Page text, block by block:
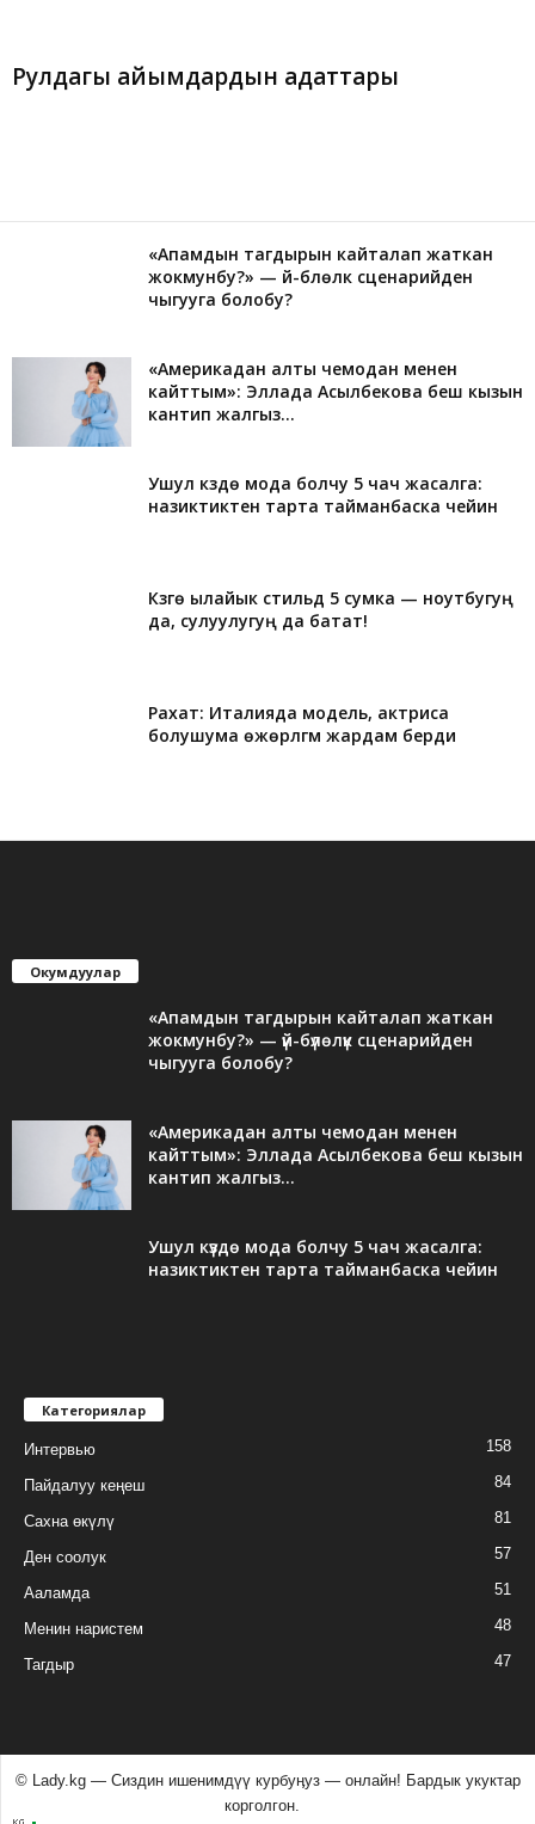
Рулдагы айымдардын адаттары
«Апамдын тагдырын кайталап жаткан
жокмунбу?» — үй-бүлөлүк сценарийден
чыгууга болобу?
«Америкадан алты чемодан менен
кайттым»: Эллада Асылбекова беш кызын
кантип жалгыз...
Ушул күздө мода болчу 5 чач жасалга:
назиктиктен тарта тайманбаска чейин
Күзгө ылайык стильдүү 5 сумка — ноутбугуң
да, сулуулугуң да батат!
Рахат: Италияда модель, актриса
болушума өжөрлүгүм жардам берди
Окумдуулар
«Апамдын тагдырын кайталап жаткан
жокмунбу?» — үй-бүлөлүк сценарийден
чыгууга болобу?
«Америкадан алты чемодан менен
кайттым»: Эллада Асылбекова беш кызын
кантип жалгыз...
Ушул күздө мода болчу 5 чач жасалга:
назиктиктен тарта тайманбаска чейин
Категориялар
Интервью 158
Пайдалуу кеңеш 84
Сахна өкүлү 81
Ден соолук 57
Ааламда 51
Менин наристем 48
Тагдыр 47
© Lady.kg — Сиздин ишенимдүү курбуӊуз — онлайн! Бардык укуктар
корголгон.